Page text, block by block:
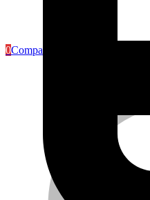
0Compare